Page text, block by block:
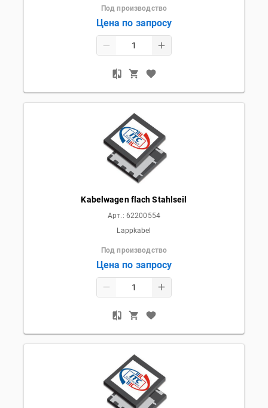
Под производство
Цена по запросу
Kabelwagen flach Stahlseil
Арт.: 62200554
Lappkabel
Под производство
Цена по запросу